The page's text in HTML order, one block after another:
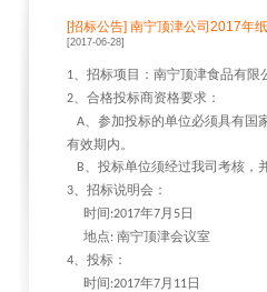
[招标公告] 南宁顶津公司2017年
[2017-06-28]
1、招标项目：南宁顶津食品有限
2、合格投标商资格要求：
A、参加投标的单位必须具有国
有效期内。
B、投标单位须经过我司考核，
3、招标说明会：
时间 :2017年7月 5日
地点: 南宁顶津会议室
4、投标：
时间 :2017年7月 11日